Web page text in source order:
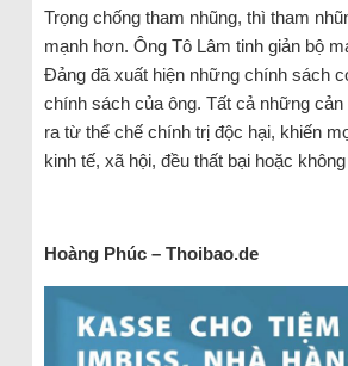
Trọng chống tham nhũng, thì tham
mạnh hơn. Ông Tô Lâm tinh giản bộ
Đảng đã xuất hiện những chính sách
chính sách của ông. Tất cả những
ra từ thể chế chính trị độc hại, khiến
kinh tế, xã hội, đều thất bại hoặc
Hoàng Phúc – Thoibao.de